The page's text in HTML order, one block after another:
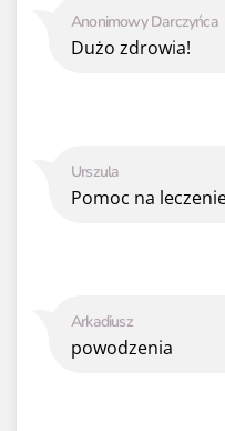
Arkadiusz
powodzenia
Urszula
Pomoc na
Anonimowy Darczyńca
Dużo zdrowia!